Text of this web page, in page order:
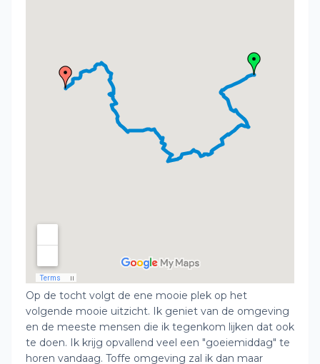
Op de tocht volgt de ene mooie plek op het
volgende mooie uitzicht. Ik geniet van de omgeving
en de meeste mensen die ik tegenkom lijken dat ook
te doen. Ik krijg opvallend veel een "goeiemiddag" te
horen vandaag. Toffe omgeving zal ik dan maar